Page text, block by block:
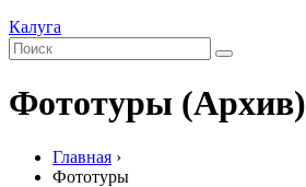
Калуга
Фототуры (Архив)
Главная ›
Фототуры